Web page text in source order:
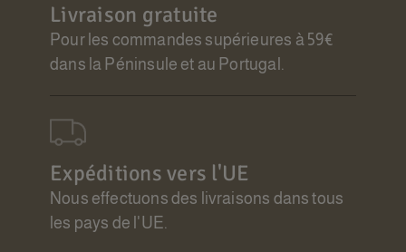
Livraison gratuite
Pour les commandes supérieures à 59€
dans la Péninsule et au Portugal.
Expéditions vers l'UE
Nous effectuons des livraisons dans tous
les pays de l'UE.